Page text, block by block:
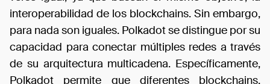
interoperabilidad de los blockchains. Sin embargo,
para nada son iguales. Polkadot se distingue por su
capacidad para conectar múltiples redes a través
de su arquitectura multicadena. Específicamente,
Polkadot permite que diferentes blockchains,